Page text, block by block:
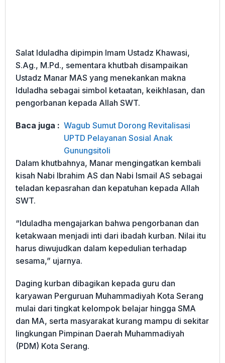
Salat Iduladha dipimpin Imam Ustadz Khawasi,
S.Ag., M.Pd., sementara khutbah disampaikan
Ustadz Manar MAS yang menekankan makna
Iduladha sebagai simbol ketaatan, keikhlasan, dan
pengorbanan kepada Allah SWT.
Baca juga : Wagub Sumut Dorong Revitalisasi
UPTD Pelayanan Sosial Anak
Gunungsitoli
Dalam khutbahnya, Manar mengingatkan kembali
kisah Nabi Ibrahim AS dan Nabi Ismail AS sebagai
teladan kepasrahan dan kepatuhan kepada Allah
SWT.
“Iduladha mengajarkan bahwa pengorbanan dan
ketakwaan menjadi inti dari ibadah kurban. Nilai itu
harus diwujudkan dalam kepedulian terhadap
sesama,” ujarnya.
Daging kurban dibagikan kepada guru dan
karyawan Perguruan Muhammadiyah Kota Serang
mulai dari tingkat kelompok belajar hingga SMA
dan MA, serta masyarakat kurang mampu di sekitar
lingkungan Pimpinan Daerah Muhammadiyah
(PDM) Kota Serang.